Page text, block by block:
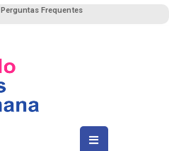
Perguntas Frequentes